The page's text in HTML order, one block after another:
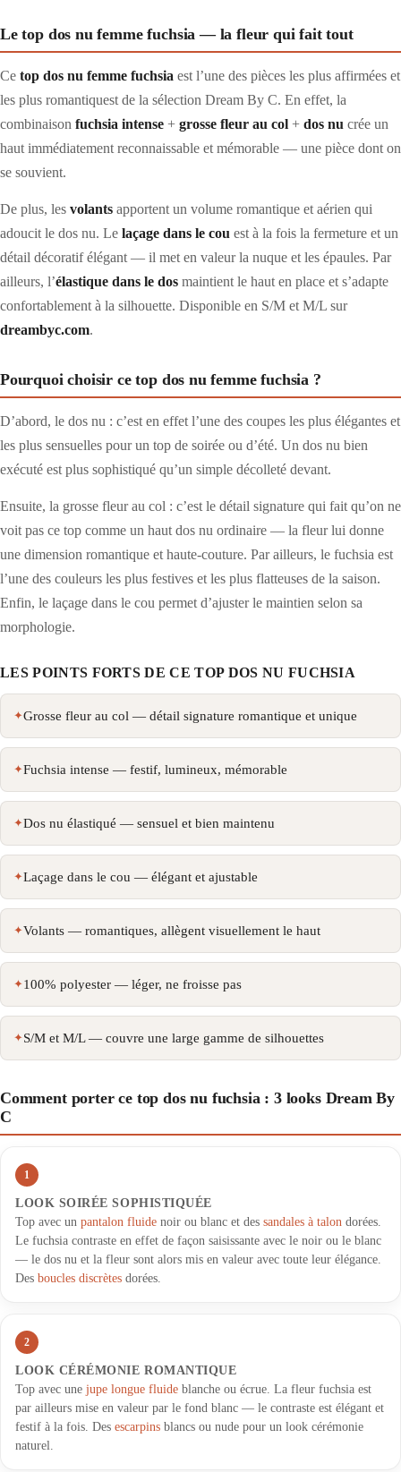
Le top dos nu femme fuchsia — la fleur qui fait tout
Ce top dos nu femme fuchsia est l’une des pièces les plus affirmées et
les plus romantiquest de la sélection Dream By C. En effet, la
combinaison fuchsia intense + grosse fleur au col + dos nu crée un
haut immédiatement reconnaissable et mémorable — une pièce dont on
se souvient.
De plus, les volants apportent un volume romantique et aérien qui
adoucit le dos nu. Le laçage dans le cou est à la fois la fermeture et un
détail décoratif élégant — il met en valeur la nuque et les épaules. Par
ailleurs, l’élastique dans le dos maintient le haut en place et s’adapte
confortablement à la silhouette. Disponible en S/M et M/L sur
dreambyc.com.
Pourquoi choisir ce top dos nu femme fuchsia ?
D’abord, le dos nu : c’est en effet l’une des coupes les plus élégantes et
les plus sensuelles pour un top de soirée ou d’été. Un dos nu bien
exécuté est plus sophistiqué qu’un simple décolleté devant.
Ensuite, la grosse fleur au col : c’est le détail signature qui fait qu’on ne
voit pas ce top comme un haut dos nu ordinaire — la fleur lui donne
une dimension romantique et haute-couture. Par ailleurs, le fuchsia est
l’une des couleurs les plus festives et les plus flatteuses de la saison.
Enfin, le laçage dans le cou permet d’ajuster le maintien selon sa
morphologie.
LES POINTS FORTS DE CE TOP DOS NU FUCHSIA
Grosse fleur au col — détail signature romantique et unique
Fuchsia intense — festif, lumineux, mémorable
Dos nu élastiqué — sensuel et bien maintenu
Laçage dans le cou — élégant et ajustable
Volants — romantiques, allègent visuellement le haut
100% polyester — léger, ne froisse pas
S/M et M/L — couvre une large gamme de silhouettes
Comment porter ce top dos nu fuchsia : 3 looks Dream By
C
1
LOOK SOIRÉE SOPHISTIQUÉE
Top avec un pantalon fluide noir ou blanc et des sandales à talon dorées.
Le fuchsia contraste en effet de façon saisissante avec le noir ou le blanc
— le dos nu et la fleur sont alors mis en valeur avec toute leur élégance.
Des boucles discrètes dorées.
2
LOOK CÉRÉMONIE ROMANTIQUE
Top avec une jupe longue fluide blanche ou écrue. La fleur fuchsia est
par ailleurs mise en valeur par le fond blanc — le contraste est élégant et
festif à la fois. Des escarpins blancs ou nude pour un look cérémonie
naturel.